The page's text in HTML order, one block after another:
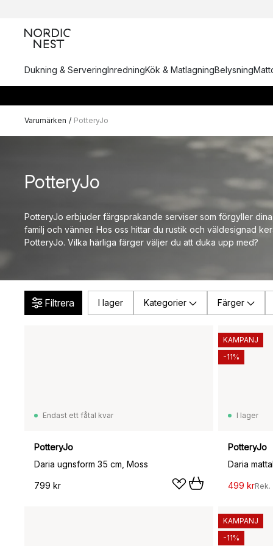
Dukning & ServeringInredningKök & MatlagningBelysning
Varumärken / PotteryJo
PotteryJo
PotteryJo erbjuder färgsprakande serviser som förgyller
familj och vänner. Hos oss hittar du rustik och väldesignad
PotteryJo. Vilka härliga färger väljer du att duka upp med?
Filtrera I lager Kategorier Färger
Endast ett fåtal kvar
PotteryJo
Daria ugnsform 35 cm, Moss
799 kr
I lager
PotteryJo
Daria
499 krRek.
KAMPANJ
-11%
KAMPANJ
-11%